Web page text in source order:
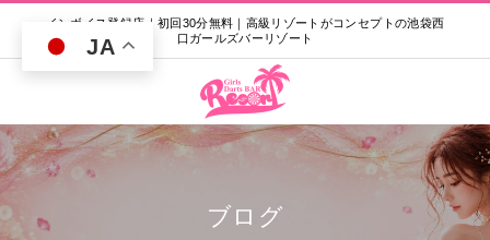
インボイス登録店｜初回30分無料｜高級リゾートがコンセプトの池袋西
口ガールズバーリゾート
ブログ
JA